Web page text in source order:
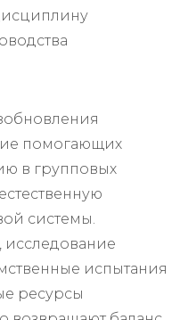
помогающих
в групповых
системы.
исследование
испытания
ресурсы